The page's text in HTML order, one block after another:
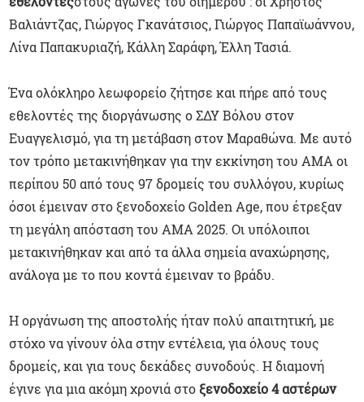
Βαλιάντζας, Γιώργος Γκανάτσιος, Γιώργος Παπαϊωάννου,
Λίνα Παπακυριαζή, Κάλλη Σαράφη, Έλλη Τασιά.
Ένα ολόκληρο λεωφορείο ζήτησε και πήρε από τους
εθελοντές της διοργάνωσης ο ΣΔΥ Βόλου στον
Ευαγγελισμό, για τη μετάβαση στον Μαραθώνα. Με αυτό
τον τρόπο μετακινήθηκαν για την εκκίνηση του ΑΜΑ οι
περίπου 50 από τους 97 δρομείς του συλλόγου, κυρίως
όσοι έμειναν στο ξενοδοχείο Golden Age, που έτρεξαν
τη μεγάλη απόσταση του ΑΜΑ 2025. Οι υπόλοιποι
μετακινήθηκαν και από τα άλλα σημεία αναχώρησης,
ανάλογα με το που κοντά έμειναν το βράδυ.
Η οργάνωση της αποστολής ήταν πολύ απαιτητική, με
στόχο να γίνουν όλα στην εντέλεια, για όλους τους
δρομείς, και για τους δεκάδες συνοδούς. Η διαμονή
έγινε για μια ακόμη χρονιά στοξενοδοχείο 4 αστέρων